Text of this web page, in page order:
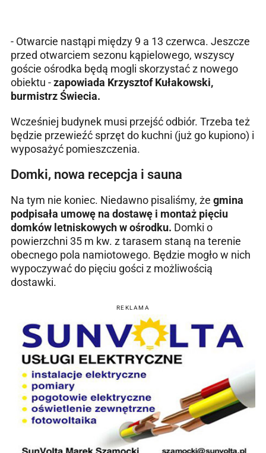
- Otwarcie nastąpi między 9 a 13 czerwca. Jeszcze
przed otwarciem sezonu kąpielowego, wszyscy
goście ośrodka będą mogli skorzystać z nowego
obiektu -zapowiada Krzysztof Kułakowski,
burmistrz Świecia.
Wcześniej budynek musi przejść odbiór. Trzeba też
będzie przewieźć sprzęt do kuchni (już go kupiono) i
wyposażyć pomieszczenia.
Domki, nowa recepcja i sauna
Na tym nie koniec. Niedawno pisaliśmy, że gmina
podpisała umowę na dostawę i montaż pięciu
domków letniskowych w ośrodku. Domki o
powierzchni 35 m kw. z tarasem staną na terenie
obecnego pola namiotowego. Będzie mogło w nich
wypoczywać do pięciu gości z możliwością
dostawki.
REKLAMA